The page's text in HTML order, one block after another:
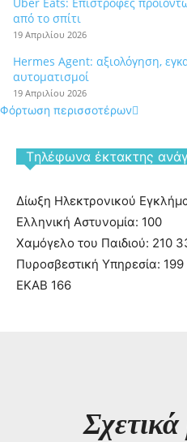
από το σπίτι
19 Απριλίου 2026
Hermes Agent: αξιολόγηση,
αυτοματισμοί
19 Απριλίου 2026
Φόρτωση περισσοτέρων
Tηλέφωνα έκτακτης
Δίωξη Ηλεκτρονικού
Ελληνική Αστυνομία: 100
Χαμόγελο του Παιδιού: 210
Πυροσβεστική Υπηρεσία: 199
ΕΚΑΒ 166